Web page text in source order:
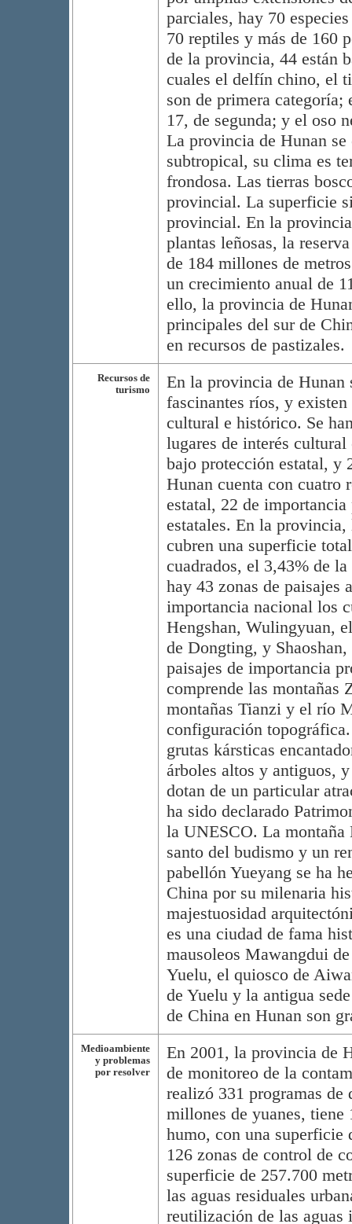
parciales, hay 70
70 reptiles y más de 160
de la provincia, 44 están
cuales el delfín chino, el
son de primera
17, de segunda; y el oso
La provincia de Hunan se
subtropical, su clima es
frondosa. Las tierras
provincial. La superficie
provincial. En la
plantas leñosas, la
de 184 millones de
un crecimiento anual de
ello, la provincia de
principales del sur de
en recursos de pastizales.
Recursos de
turismo
En la provincia de Hunan
fascinantes ríos, y
cultural e histórico. Se
lugares de interés
bajo protección estatal, y
Hunan cuenta con cuatro
estatal, 22 de
estatales. En la provincia,
cubren una superficie
cuadrados, el 3,43% de
hay 43 zonas de paisajes
importancia nacional los
Hengshan, Wulingyuan,
de Dongting, y
paisajes de importancia
comprende las montañas
montañas Tianzi y el río
configuración
grutas kársticas
árboles altos y antiguos,
dotan de un particular
ha sido declarado
la UNESCO. La montaña
santo del budismo y un
pabellón Yueyang se ha
China por su milenaria
majestuosidad
es una ciudad de fama
mausoleos Mawangdui
Yuelu, el quiosco de
de Yuelu y la antigua
de China en Hunan son
Medioambiente
y problemas
por resolver
En 2001, la provincia de
de monitoreo de la
realizó 331 programas
millones de yuanes,
humo, con una superficie
126 zonas de control de
superficie de 257.700
las aguas residuales
reutilización de las aguas